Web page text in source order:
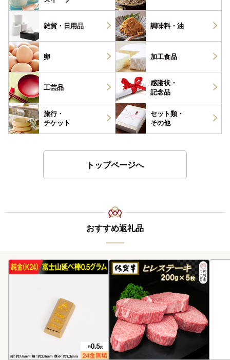
雑貨・ 日用品 調味料・ 油
卵 加工食品
工芸品
感謝状・
記念品
旅行・
チケット
セット類・
その他
トップページへ
おすすめ返礼品